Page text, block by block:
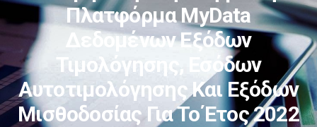
Πλατφόρμα MyData
Δεδομένων Εξόδων
Τιμολόγησης, Εσόδων
Αυτοτιμολόγησης Και Εξόδων
Μισθοδοσίας Για Το Έτος 2022